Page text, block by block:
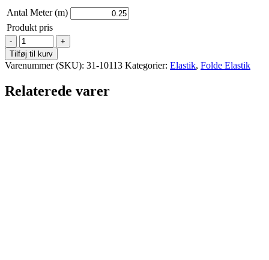
Antal Meter (m)
Produkt pris
Folde
Elastik
-
Lyselilla
Tilføj til kurv
Varenummer (SKU): 31-10113 Kategorier: Elastik, Folde Elastik
Relaterede varer